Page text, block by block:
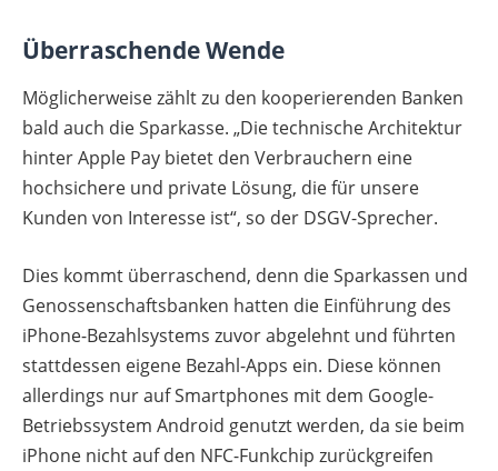
Überraschende Wende
Möglicherweise zählt zu den kooperierenden Banken
bald auch die Sparkasse. „Die technische Architektur
hinter Apple Pay bietet den Verbrauchern eine
hochsichere und private Lösung, die für unsere
Kunden von Interesse ist“, so der DSGV-Sprecher.
Dies kommt überraschend, denn die Sparkassen und
Genossenschaftsbanken hatten die Einführung des
iPhone-Bezahlsystems zuvor abgelehnt und führten
stattdessen eigene Bezahl-Apps ein. Diese können
allerdings nur auf Smartphones mit dem Google-
Betriebssystem Android genutzt werden, da sie beim
iPhone nicht auf den NFC-Funkchip zurückgreifen